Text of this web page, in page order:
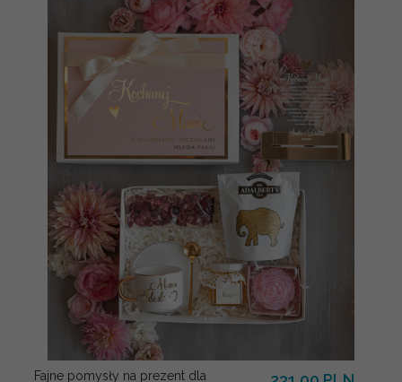
Fajne pomysły na prezent dla